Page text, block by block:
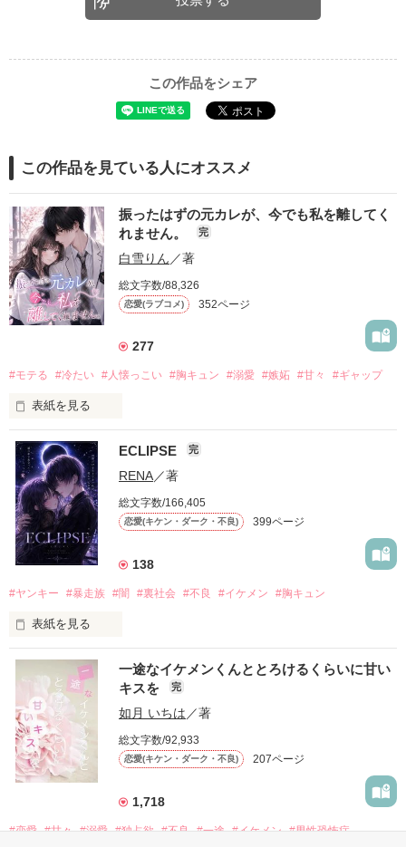
この作品をシェア
この作品を見ている人にオススメ
振ったはずの元カレが、今でも私を離してく
れません。
完
白雪りん ／著
総文字数/88,326
恋愛(ラブコメ) 352ページ
277
#モテる #冷たい #人懐っこい #胸キュン #溺愛 #嫉妬 #甘々 #ギャップ
表紙を見る
「好きだったから、別れを選んだ。」
モテる人を好きになるのが怖かった。
だから私は、中学時代に大好きだった彼を自分から振った。
もう会うことはないと思っていたのに、
高校生になって再会した彼は、隣の学校で”王子様”と呼ばれる
他の女の子には冷たいのに
私にだけ昔と変わらない笑顔を向けてくる。
「澪ちゃん。」
それは止まっていた恋が再び動き始める合図──。
✨.ﾟ･*..☆.｡.:*✨.☆.｡.:. *:ﾟ✨.ﾟ･*..☆.｡.:*✨
冴木澪-SaekiMio
ECLIPSE 完
RENA／著
総文字数/166,405
恋愛(キケン・ダーク・不良) 399ページ
138
#ヤンキー #暴走族 #闇 #裏社会 #不良 #イケメン #胸キュン
表紙を見る
表紙画像はAIです
作品を読む
一途なイケメンくんととろけるくらいに甘い
キスを
完
如月 いちは／著
総文字数/92,933
恋愛(キケン・ダーク・不良) 207ページ
1,718
#恋愛 #甘々 #溺愛 #独占欲 #不良 #一途 #イケメン #男性恐怖症